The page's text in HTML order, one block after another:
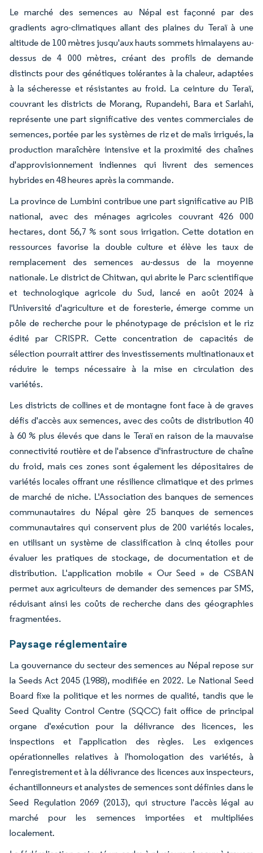
Le marché des semences au Népal est façonné par des
gradients agro-climatiques allant des plaines du Teraï à une
altitude de 100 mètres jusqu'aux hauts sommets himalayens au-
dessus de 4 000 mètres, créant des profils de demande
distincts pour des génétiques tolérantes à la chaleur, adaptées
à la sécheresse et résistantes au froid. La ceinture du Teraï,
couvrant les districts de Morang, Rupandehi, Bara et Sarlahi,
représente une part significative des ventes commerciales de
semences, portée par les systèmes de riz et de maïs irrigués, la
production maraîchère intensive et la proximité des chaînes
d'approvisionnement indiennes qui livrent des semences
hybrides en 48 heures après la commande.
La province de Lumbini contribue une part significative au PIB
national, avec des ménages agricoles couvrant 426 000
hectares, dont 56,7 % sont sous irrigation. Cette dotation en
ressources favorise la double culture et élève les taux de
remplacement des semences au-dessus de la moyenne
nationale. Le district de Chitwan, qui abrite le Parc scientifique
et technologique agricole du Sud, lancé en août 2024 à
l'Université d'agriculture et de foresterie, émerge comme un
pôle de recherche pour le phénotypage de précision et le riz
édité par CRISPR. Cette concentration de capacités de
sélection pourrait attirer des investissements multinationaux et
réduire le temps nécessaire à la mise en circulation des
variétés.
Les districts de collines et de montagne font face à de graves
défis d'accès aux semences, avec des coûts de distribution 40
à 60 % plus élevés que dans le Teraï en raison de la mauvaise
connectivité routière et de l'absence d'infrastructure de chaîne
du froid, mais ces zones sont également les dépositaires de
variétés locales offrant une résilience climatique et des primes
de marché de niche. L'Association des banques de semences
communautaires du Népal gère 25 banques de semences
communautaires qui conservent plus de 200 variétés locales,
en utilisant un système de classification à cinq étoiles pour
évaluer les pratiques de stockage, de documentation et de
distribution. L'application mobile « Our Seed » de CSBAN
permet aux agriculteurs de demander des semences par SMS,
réduisant ainsi les coûts de recherche dans des géographies
fragmentées.
Paysage réglementaire
La gouvernance du secteur des semences au Népal repose sur
la Seeds Act 2045 (1988), modifiée en 2022. Le National Seed
Board fixe la politique et les normes de qualité, tandis que le
Seed Quality Control Centre (SQCC) fait office de principal
organe d'exécution pour la délivrance des licences, les
inspections et l'application des règles. Les exigences
opérationnelles relatives à l'homologation des variétés, à
l'enregistrement et à la délivrance des licences aux inspecteurs,
échantillonneurs et analystes de semences sont définies dans le
Seed Regulation 2069 (2013), qui structure l'accès légal au
marché pour les semences importées et multipliées
localement.